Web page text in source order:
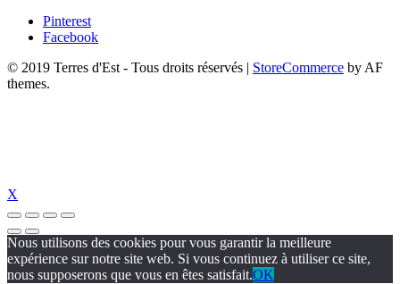
Pinterest
Facebook
© 2019 Terres d'Est - Tous droits réservés
StoreCommerce by AF
themes.
X
Nous utilisons des cookies pour vous garantir la meilleure
expérience sur notre site web. Si vous continuez à utiliser ce site,
nous supposerons que vous en êtes satisfait.OK